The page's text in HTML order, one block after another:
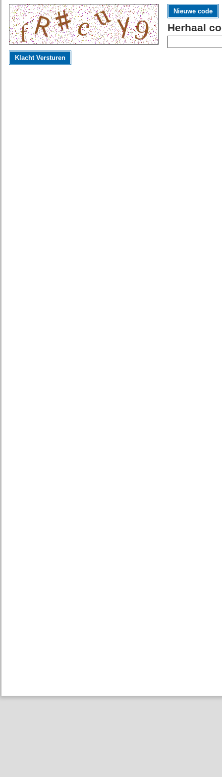
Nieuwe code
Herhaal
Klacht Versturen